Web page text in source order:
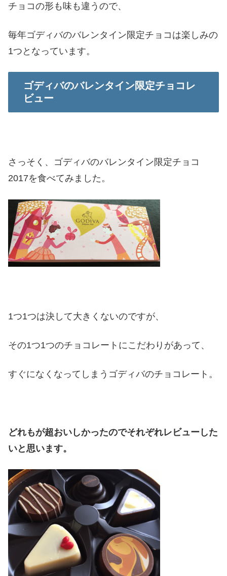
チョコの形も味も違うので、
毎年ゴディバのバレンタイン限定チョコは楽しみの
1つとなっています。
ゴディバのバレンタイン限定チョコレ
ビュー
さっそく、ゴディバのバレンタイン限定チョコ
2017を食べてみました。
1つ1つは決して大きくないのですが、
その1つ1つのチョコレートにこだわりがあって、
すぐになくなってしまうゴディバのチョコレート。
どれもが超おいしかったのでそれぞれレビューした
いと思います。